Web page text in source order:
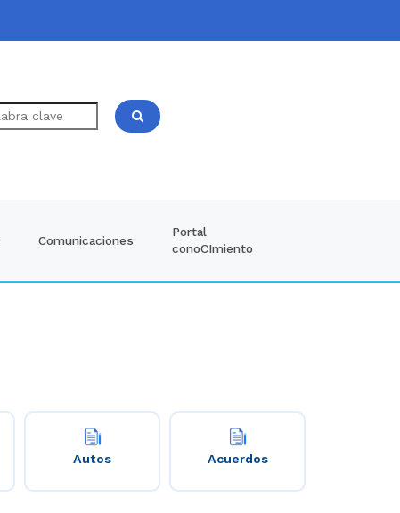
Comunicaciones
Portal
conoCImiento
Autos Acuerdos